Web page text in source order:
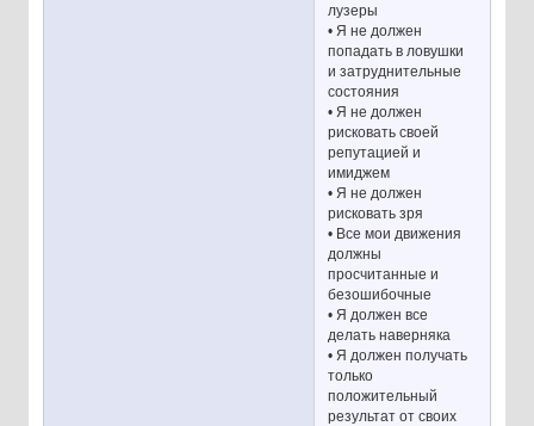
лузеры
• Я не должен
попадать в ловушки
и затруднительные
состояния
• Я не должен
рисковать своей
репутацией и
имиджем
• Я не должен
рисковать зря
• Все мои движения
должны
просчитанные и
безошибочные
• Я должен все
делать наверняка
• Я должен получать
только
положительный
результат от своих